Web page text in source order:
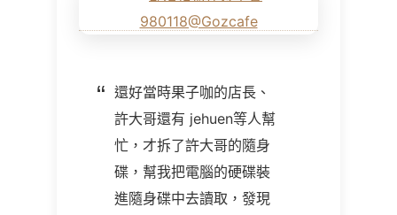
還好當時果子咖的店長、
許大哥還有 jehuen等人幫
忙，才拆了許大哥的隨身
碟，幫我把電腦的硬碟裝
進隨身碟中去讀取，發現